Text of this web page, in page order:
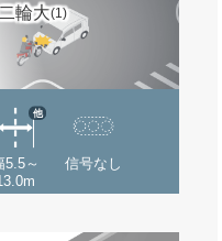
輪大(1)
5.5～
他
信号なし